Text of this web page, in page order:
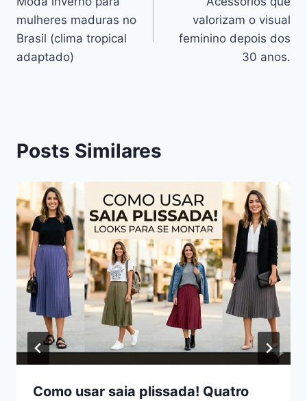
de
Post
mulheres maduras no
Brasil (clima tropical
adaptado)
valorizam o visual
feminino depois dos
30 anos.
Posts Similares
Como usar saia plissada! Quatro